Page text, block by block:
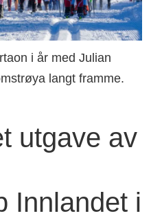
i år med Julian
langt framme.
utgave av
Innlandet i